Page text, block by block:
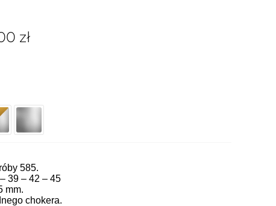
zł
585.
39 – 42 – 45
mm.
chokera.